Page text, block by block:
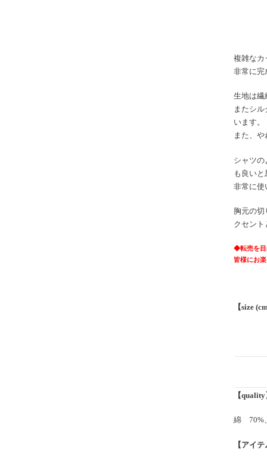
複雑なカ
非常に完
生地は繊
またシ
います。
また、
シャツ
も良い
非常に使
胸元の
クセント
◆転売を
皆様にお
【size
【
綿 70%
【アイ